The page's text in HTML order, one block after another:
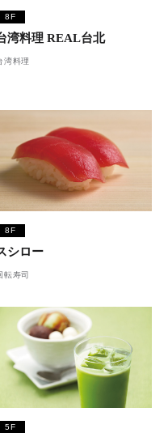
8F
湾料理 REAL台北
湾料理
8F
シロー
転寿司
5F